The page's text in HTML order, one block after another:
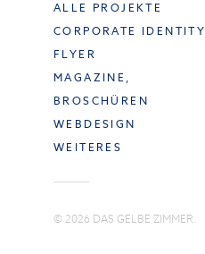
ALLE PROJEKTE
CORPORATE IDENTITY
FLYER
MAGAZINE,
BROSCHÜREN
WEBDESIGN
WEITERES
© 2026 DAS GELBE ZIMMER.